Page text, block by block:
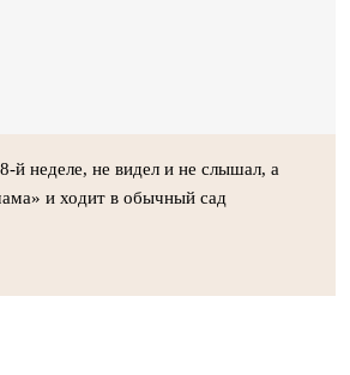
й неделе, не видел и не слышал, а
и ходит в обычный сад